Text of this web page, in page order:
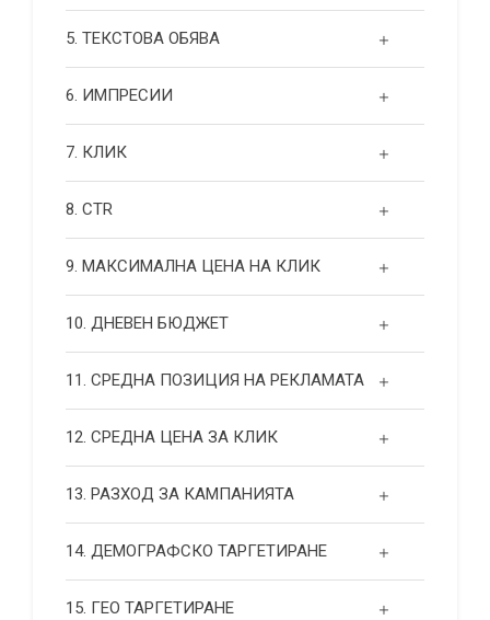
5. ТЕКСТОВА ОБЯВА
6. ИМПРЕСИИ
7. КЛИК
8. CTR
9. МАКСИМАЛНА ЦЕНА НА КЛИК
10. ДНЕВЕН БЮДЖЕТ
11. СРЕДНА ПОЗИЦИЯ НА РЕКЛАМАТА
12. СРЕДНА ЦЕНА ЗА КЛИК
13. РАЗХОД ЗА КАМПАНИЯТА
14. ДЕМОГРАФСКО ТАРГЕТИРАНЕ
15. ГЕО ТАРГЕТИРАНЕ